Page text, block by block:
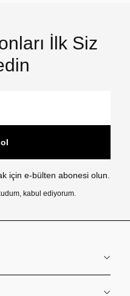
İlk Siz
için e-bülten abonesi olun.
kabul ediyorum.